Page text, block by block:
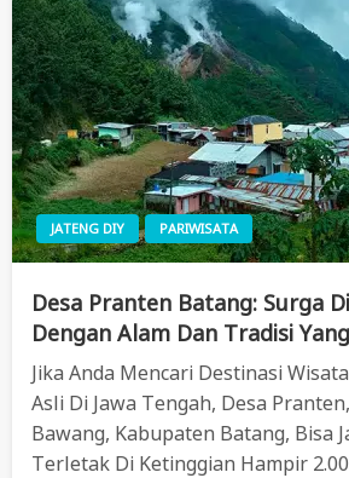
JATENG DIY PARIWISATA
Desa Pranten Batang: Surga
Dengan Alam Dan Tradisi
Jika Anda Mencari Destinasi
Asli Di Jawa Tengah, Desa
Bawang, Kabupaten Batang, Bisa
Terletak Di Ketinggian Hampir